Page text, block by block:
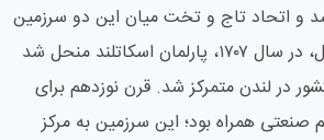
و اتحاد تاج و تخت میان این دو سرزمین
شکل گرفت. با این حال، در سال ۱۷۰۷، پارلمان اسکاتلند منحل شد
در لندن متمرکز شد. قرن نوزدهم برای
همراه بود؛ این سرزمین به مرکز